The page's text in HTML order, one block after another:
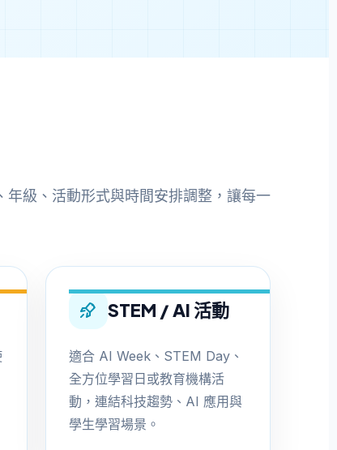
級、活動形式與時間安排調整，讓每一
STEM / AI 活動
適合 AI Week、STEM Day、
全方位學習日或教育機構活
動，連結科技趨勢、AI 應用與
學生學習場景。